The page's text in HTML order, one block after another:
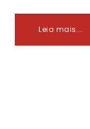
Leia mais...